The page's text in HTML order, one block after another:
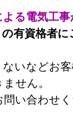
よる電気工
有資格者
いなどお
せん。
問い合わせ